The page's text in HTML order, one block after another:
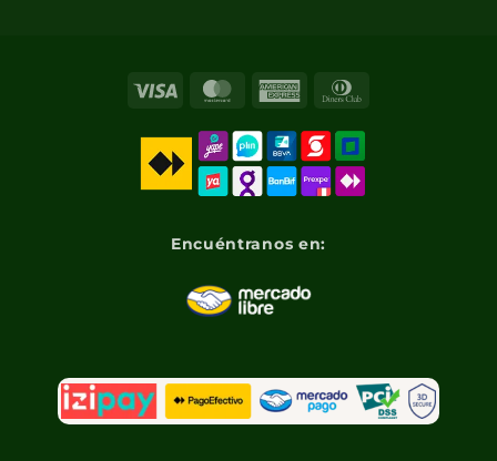
Visa MasterCardAmerican
Encuéntranos en: